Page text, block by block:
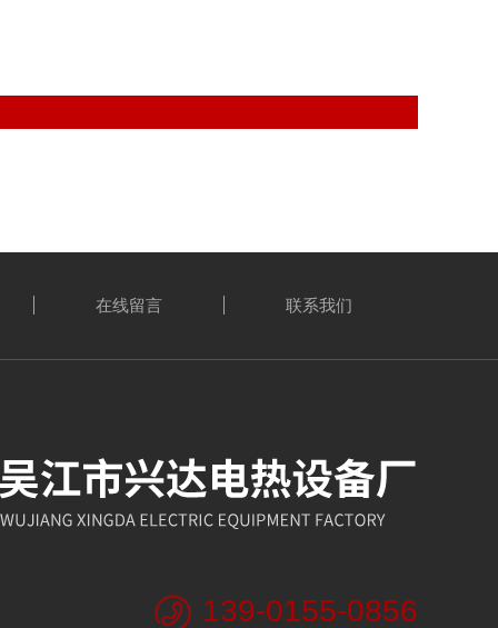
在线留言 联系我们
139-0155-0856